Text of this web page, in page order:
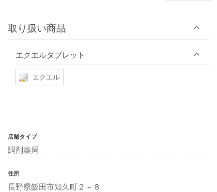
取り扱い商品
エクエルタブレット
エクエル
店舗タイプ
調剤薬局
住所
長野県飯田市知久町２－８